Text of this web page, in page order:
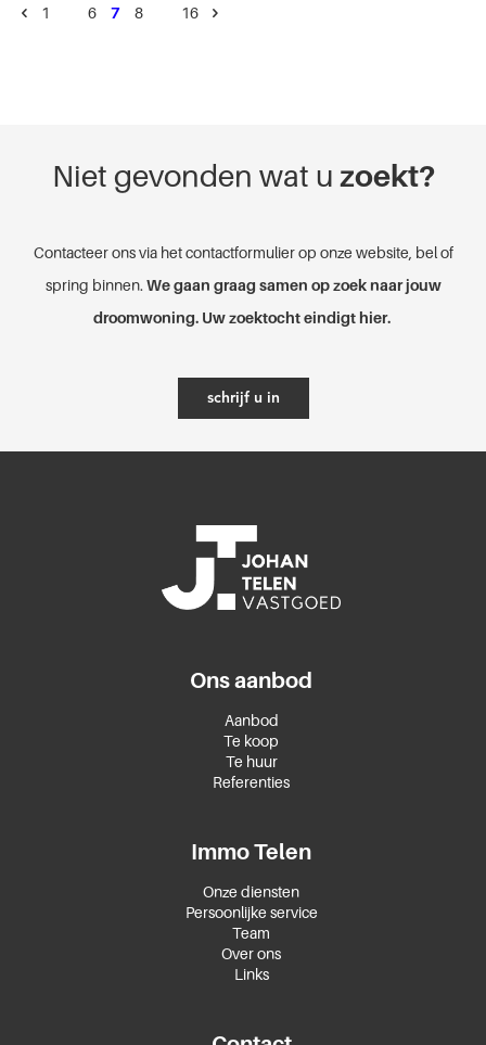
1 6 7 8 16
Niet gevonden wat u zoekt?
Contacteer ons via het contactformulier op onze website, bel of
spring binnen. We gaan graag samen op zoek naar jouw
droomwoning. Uw zoektocht eindigt hier.
schrijf u in
Ons aanbod
Aanbod
Te koop
Te huur
Referenties
Immo Telen
Onze diensten
Persoonlijke service
Team
Over ons
Links